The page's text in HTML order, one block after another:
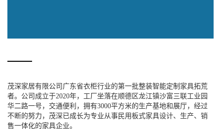
茂深家居有限公司广东省衣柜行业的第一批整装智能定制家具拓荒
者。公司成立于2020年，工厂坐落在顺德区龙江镇沙富三联工业园
华二路一号，交通便利，拥有3000平方米的生产基地和展厅，经过
不断的努力，茂深已成长为专业从事民用板式家具设计、生产、销
售一体化的家具企业。